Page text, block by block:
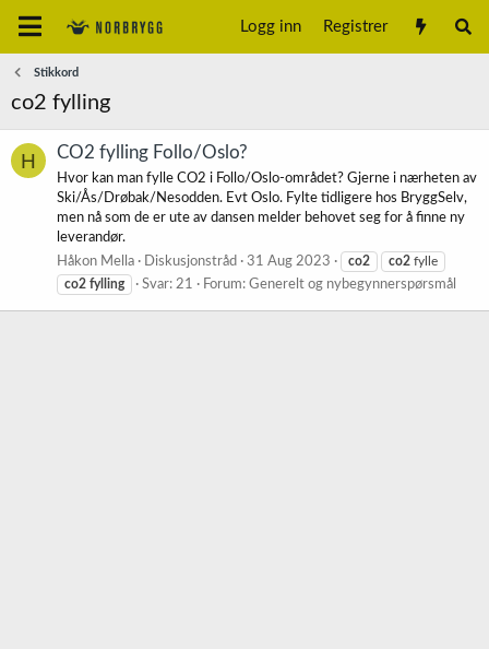
Logg inn Registrer
Stikkord
co2 fylling
H CO2 fylling Follo/Oslo?
Hvor kan man fylle CO2 i Follo/Oslo-området? Gjerne i nærheten av
Ski/Ås/Drøbak/Nesodden. Evt Oslo. Fylte tidligere hos BryggSelv,
men nå som de er ute av dansen melder behovet seg for å finne ny
leverandør.
Håkon Mella
Diskusjonstråd 31 Aug 2023 co2 co2 fylle
co2 fylling Svar: 21 Forum: Generelt og nybegynnerspørsmål